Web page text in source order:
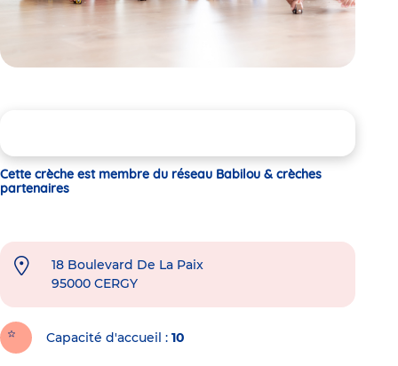
Cette crèche est membre du réseau Babilou & crèches
partenaires
18 Boulevard De La Paix
95000 CERGY
Capacité d'accueil 10